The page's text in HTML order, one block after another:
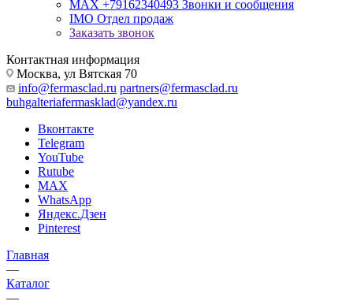
MAX +79162340493 Звонки и сообщения
IMO Отдел продаж
Заказать звонок
Контактная информация
Москва, ул Вятская 70
info@fermasclad.ru partners@fermasclad.ru
buhgalteriafermasklad@yandex.ru
Вконтакте
Telegram
YouTube
Rutube
MAX
WhatsApp
Яндекс.Дзен
Pinterest
Главная
—
Каталог
—